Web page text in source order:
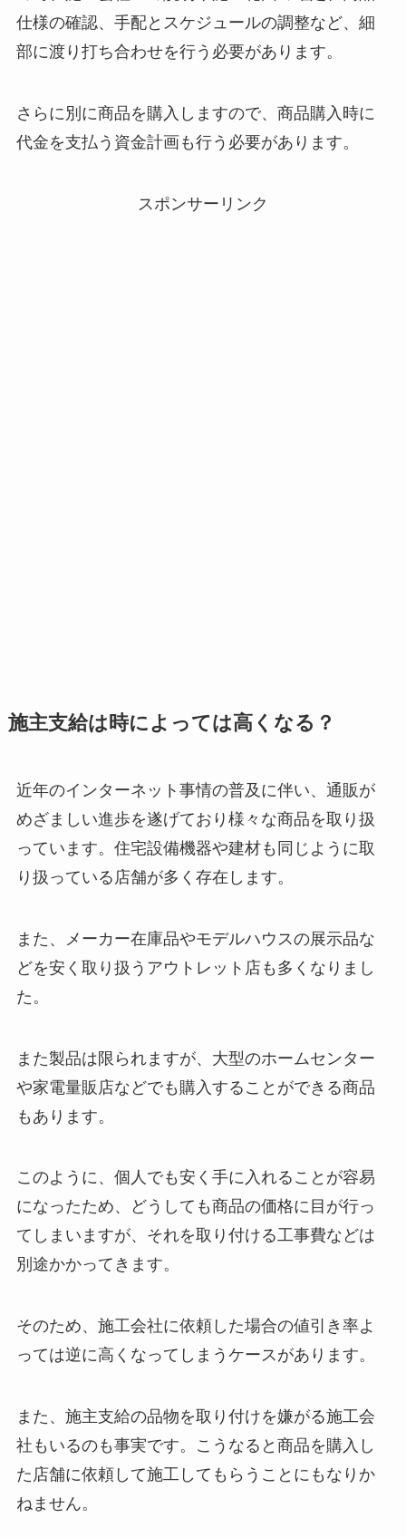
仕様の確認、手配とスケジュールの調整など、細
部に渡り打ち合わせを行う必要があります。
さらに別に商品を購入しますので、商品購入時に
代金を支払う資金計画も行う必要があります。
スポンサーリンク
施主支給は時によっては高くなる？
近年のインターネット事情の普及に伴い、通販が
めざましい進歩を遂げており様々な商品を取り扱
っています。住宅設備機器や建材も同じように取
り扱っている店舗が多く存在します。
また、メーカー在庫品やモデルハウスの展示品な
どを安く取り扱うアウトレット店も多くなりまし
た。
また製品は限られますが、大型のホームセンター
や家電量販店などでも購入することができる商品
もあります。
このように、個人でも安く手に入れることが容易
になったため、どうしても商品の価格に目が行っ
てしまいますが、それを取り付ける工事費などは
別途かかってきます。
そのため、施工会社に依頼した場合の値引き率よ
っては逆に高くなってしまうケースがあります。
また、施主支給の品物を取り付けを嫌がる施工会
社もいるのも事実です。こうなると商品を購入し
た店舗に依頼して施工してもらうことにもなりか
ねません。